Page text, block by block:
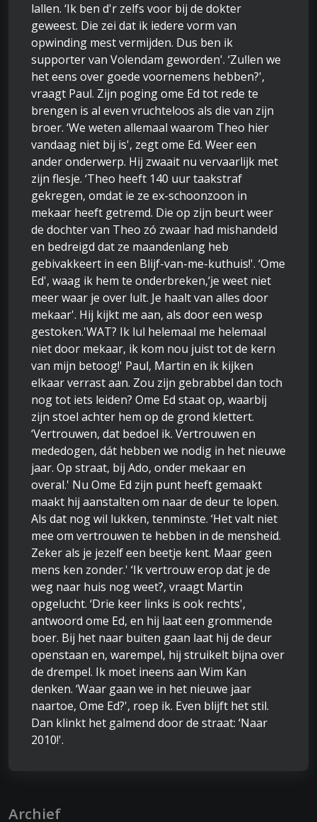
lallen. ‘Ik ben d'r zelfs voor bij de dokter
geweest. Die zei dat ik iedere vorm van
opwinding mest vermijden. Dus ben ik
supporter van Volendam geworden'. ‘Zullen we
het eens over goede voornemens hebben?',
vraagt Paul. Zijn poging ome Ed tot rede te
brengen is al even vruchteloos als die van zijn
broer. ‘We weten allemaal waarom Theo hier
vandaag niet bij is', zegt ome Ed. Weer een
ander onderwerp. Hij zwaait nu vervaarlijk met
zijn flesje. ‘Theo heeft 140 uur taakstraf
gekregen, omdat ie ze ex-schoonzoon in
mekaar heeft getremd. Die op zijn beurt weer
de dochter van Theo zó zwaar had mishandeld
en bedreigd dat ze maandenlang heb
gebivakkeert in een Blijf-van-me-kuthuis!'. ‘Ome
Ed', waag ik hem te onderbreken,‘je weet niet
meer waar je over lult. Je haalt van alles door
mekaar'. Hij kijkt me aan, als door een wesp
gestoken.'WAT? Ik lul helemaal me helemaal
niet door mekaar, ik kom nou juist tot de kern
van mijn betoog!' Paul, Martin en ik kijken
elkaar verrast aan. Zou zijn gebrabbel dan toch
nog tot iets leiden? Ome Ed staat op, waarbij
zijn stoel achter hem op de grond klettert.
‘Vertrouwen, dat bedoel ik. Vertrouwen en
mededogen, dát hebben we nodig in het nieuwe
jaar. Op straat, bij Ado, onder mekaar en
overal.' Nu Ome Ed zijn punt heeft gemaakt
maakt hij aanstalten om naar de deur te lopen.
Als dat nog wil lukken, tenminste. ‘Het valt niet
mee om vertrouwen te hebben in de mensheid.
Zeker als je jezelf een beetje kent. Maar geen
mens ken zonder.' ‘Ik vertrouw erop dat je de
weg naar huis nog weet?, vraagt Martin
opgelucht. ‘Drie keer links is ook rechts',
antwoord ome Ed, en hij laat een grommende
boer. Bij het naar buiten gaan laat hij de deur
openstaan en, warempel, hij struikelt bijna over
de drempel. Ik moet ineens aan Wim Kan
denken. ‘Waar gaan we in het nieuwe jaar
naartoe, Ome Ed?', roep ik. Even blijft het stil.
Dan klinkt het galmend door de straat: ‘Naar
2010!'.
Archief